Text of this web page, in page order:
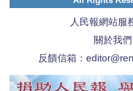
人民報網站服
關於我們
反饋信箱：